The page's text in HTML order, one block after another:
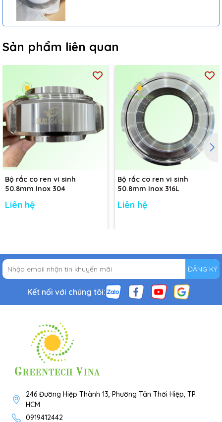
Sản phẩm liên quan
Bộ rắc co ren vi sinh
50.8mm Inox 304
Liên hệ
Bộ rắc co ren vi sinh
50.8mm Inox 316L
Liên hệ
ĐĂNG KÝ
Kết nối với chúng tôi:
246 Đường Hiệp Thành 13, Phường Tân Thới Hiệp, TP.
HCM
0919412442